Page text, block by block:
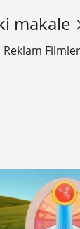
makale
Reklam